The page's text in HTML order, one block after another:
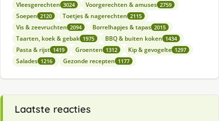
Vleesgerechten 3024 Voorgerechten & amuses 2759
Soepen 2120 Toetjes & nagerechten 2115
Vis & zeevruchten 2094 Borrelhapjes & tapas 2015
Taarten, koek & gebak 1975 BBQ & buiten koken 1434
Pasta & rijst 1419 Groenten 1312 Kip & gevogelte 1297
Salades 1216 Gezonde recepten 1177
Laatste reacties